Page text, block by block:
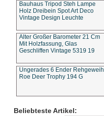
Bauhaus Tripod Steh Lampe
Holz Dreibein Spot Art Deco
Vintage Design Leuchte
Alter Großer Barometer 21 Cm
Mit Holzfassung, Glas
Geschliffen Vintage 5319 19
Ungerades 6 Ender Rehgeweih
Roe Deer Trophy 194 G
Beliebteste Artikel: